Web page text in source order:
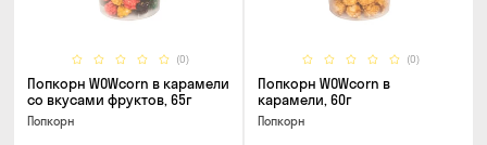
(0)
Попкорн WOWcorn в карамели
со вкусами фруктов, 65г
Попкорн
(0)
Попкорн WOWcorn в
карамели, 60г
Попкорн